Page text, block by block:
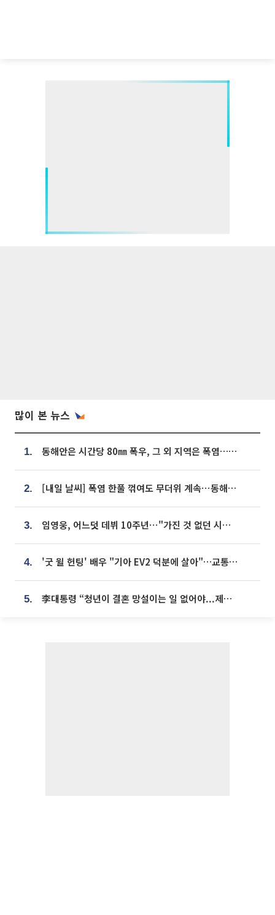
많이 본 뉴스
1. 동해안은 시간당 80㎜ 폭우, 그 외 지역은 폭염…‘극과 극 날씨’
2. [내일 날씨] 폭염 한풀 꺾여도 무더위 계속⋯동해안 이틀 연속 비
3. 임영웅, 어느덧 데뷔 10주년⋯"가진 것 없던 시절, 내 앞엔 20명의 팬뿐"
4. '굿 윌 헌팅' 배우 "기아 EV2 덕분에 살아"…교통사고 후 안전성 극찬
5. 李대통령 “청년이 결혼 망설이는 일 없어야...제도상 불이익 조사”